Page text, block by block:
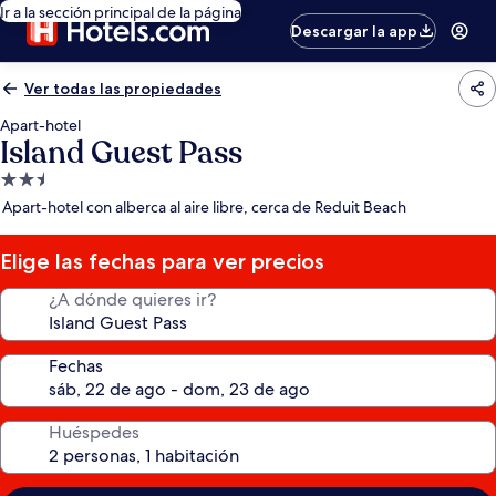
Ir a la sección principal de la página
Descargar la app
Ver todas las propiedades
Apart-hotel
Island Guest Pass
Propiedad
de
estrellas
Apart-hotel con alberca al aire libre, cerca de Reduit Beach
Elige las fechas para ver precios
¿A dónde quieres ir?
Fechas
Huéspedes